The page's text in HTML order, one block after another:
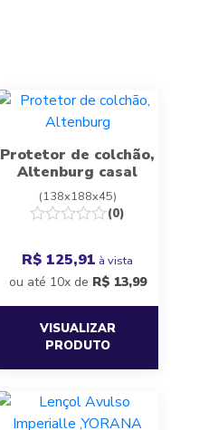
Protetor de colchão,
Altenburg casal
(138x188x45)
(0)
R$ 125,91 à vista
ou até 10x de R$ 13,99
VISUALIZAR
PRODUTO